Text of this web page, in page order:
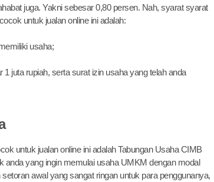
juga. Yakni sebesar 0,80 persen. Nah, syarat syarat
untuk jualan online ini adalah:
usaha;
juta rupiah, serta surat izin usaha yang telah anda
untuk jualan online ini adalah Tabungan Usaha CIMB
anda yang ingin memulai usaha UMKM dengan modal
awal yang sangat ringan untuk para penggunanya,